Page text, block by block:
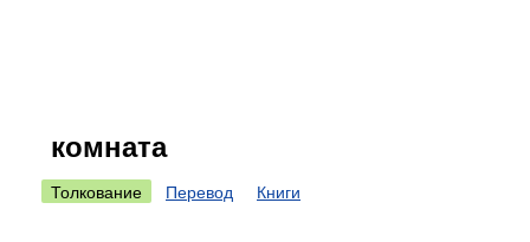
комната
Толкование Перевод Книги